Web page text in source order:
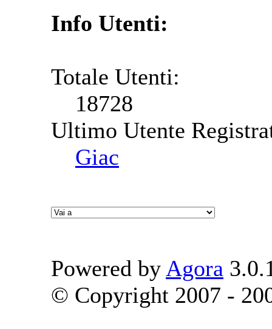
Info Utenti:
Totale Utenti:
18728
Ultimo Utente
Giac
Powered by Agora
© Copyright 2007 -